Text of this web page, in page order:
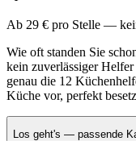
Ab 29 € pro Stelle —
Wie oft standen Sie
kein zuverlässiger
genau die 12
Küche vor, perfekt
Los geht's — passende